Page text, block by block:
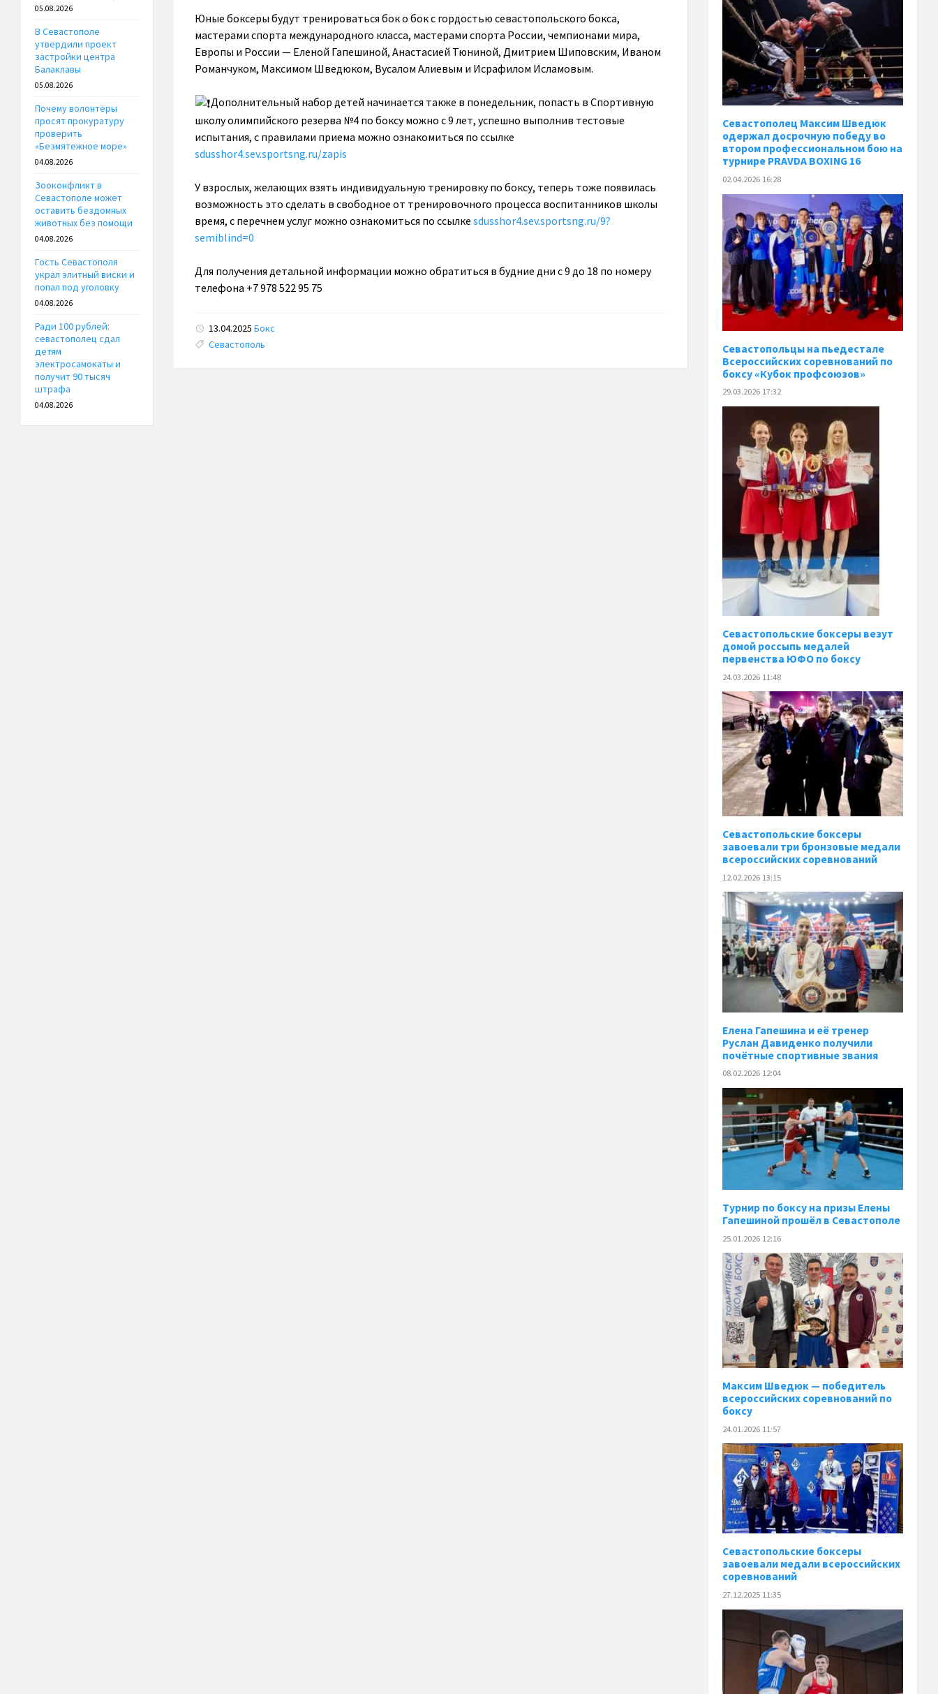
Юные боксеры будут тренироваться бок о бок с гордостью севастопольского бокса,
мастерами спорта международного класса, мастерами спорта России, чемпионами мира,
Европы и России — Еленой Гапешиной, Анастасией Тюниной, Дмитрием Шиповским, Иваном
Романчуком, Максимом Шведюком, Вусалом Алиевым и Исрафилом Исламовым.
️Дополнительный набор детей начинается также в понедельник, попасть в Спортивную
школу олимпийского резерва №4 по боксу можно с 9 лет, успешно выполнив тестовые
испытания, с правилами приема можно ознакомиться по ссылке
sdusshor4.sev.sportsng.ru/zapis
У взрослых, желающих взять индивидуальную тренировку по боксу, теперь тоже появилась
возможность это сделать в свободное от тренировочного процесса воспитанников школы
время, с перечнем услуг можно ознакомиться по ссылке sdusshor4.sev.sportsng.ru/9?
semiblind=0
Для получения детальной информации можно обратиться в будние дни с 9 до 18 по номеру
телефона +7 978 522 95 75
13.04.2025 Бокс
Tags:
Севастополь
05.08.2026
В Севастополе
утвердили проект
застройки центра
Балаклавы
05.08.2026
Почему волонтёры
просят прокуратуру
проверить
«Безмятежное море»
04.08.2026
Зооконфликт в
Севастополе может
оставить бездомных
животных без помощи
04.08.2026
Гость Севастополя
украл элитный виски и
попал под уголовку
04.08.2026
Ради 100 рублей:
севастополец сдал
детям
электросамокаты и
получит 90 тысяч
штрафа
04.08.2026
Севастополец Максим Шведюк
одержал досрочную победу во
втором профессиональном бою на
турнире PRAVDA BOXING 16
02.04.2026 16:28
Севастопольцы на пьедестале
Всероссийских соревнований по
боксу «Кубок профсоюзов»
29.03.2026 17:32
Севастопольские боксеры везут
домой россыпь медалей
первенства ЮФО по боксу
24.03.2026 11:48
Севастопольские боксеры
завоевали три бронзовые медали
всероссийских соревнований
12.02.2026 13:15
Елена Гапешина и её тренер
Руслан Давиденко получили
почётные спортивные звания
08.02.2026 12:04
Турнир по боксу на призы Елены
Гапешиной прошёл в Севастополе
25.01.2026 12:16
Максим Шведюк — победитель
всероссийских соревнований по
боксу
24.01.2026 11:57
Севастопольские боксеры
завоевали медали всероссийских
соревнований
27.12.2025 11:35